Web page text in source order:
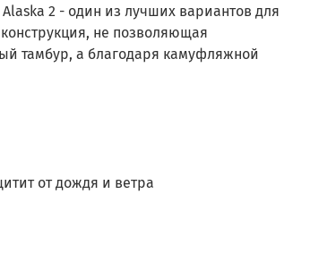
2 - один из лучших вариантов для
не позволяющая
тамбур, а благодаря камуфляжной
от дождя и ветра